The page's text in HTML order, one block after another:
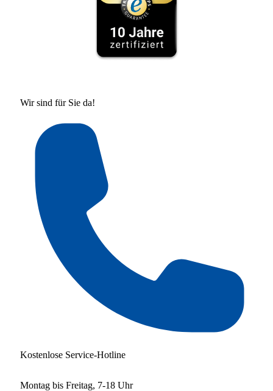
Wir sind für Sie da!
Kostenlose Service-Hotline
Montag bis Freitag, 7-18 Uhr